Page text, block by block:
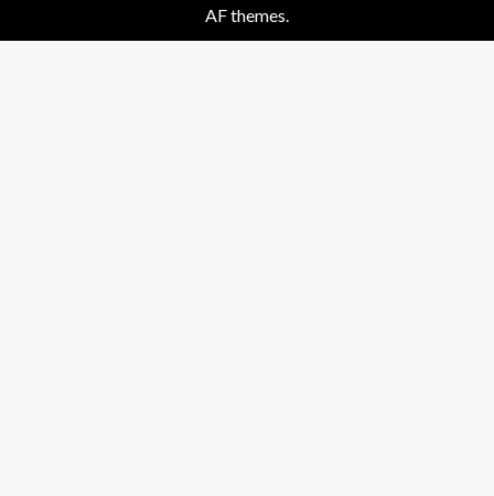
AF themes.